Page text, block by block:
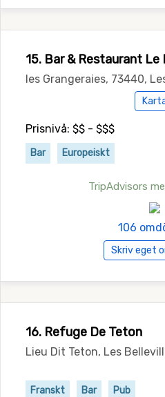
15. Bar & Restaurant Le
les Grangeraies, 73440,
Prisnivå: $$ - $$$
Bar Europeiskt
TripAdvisors
106
Skriv eget
16. Refuge De Teton
Lieu Dit Teton, Les
Franskt Bar Pub